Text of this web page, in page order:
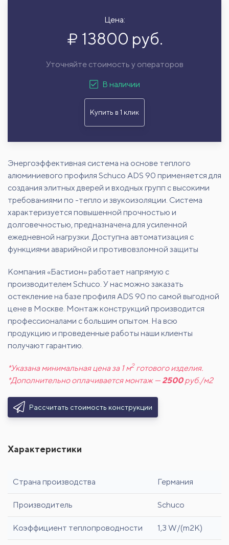
Цена:
13800 руб.
Уточняйте стоимость у операторов
В наличии
Купить в 1 клик
Энергоэффективная система на основе теплого
алюминиевого профиля Schuco ADS 90 применяется для
создания элитных дверей и входных групп с высокими
требованиями по -тепло и звукоизоляции. Система
характеризуется повышенной прочностью и
долговечностью, предназначена для усиленной
ежедневной нагрузки. Доступна автоматизация с
функциями аварийной и противовзломной защиты
Компания «Бастион» работает напрямую с
производителем Schuco. У нас можно заказать
остекление на базе профиля ADS 90 по самой выгодной
цене в Москве. Монтаж конструкций производится
профессионалами с большим опытом. На всю
продукцию и проведенные работы наши клиенты
получают гарантию.
*Указана минимальная цена за 1 м2готового изделия.
*Дополнительно оплачивается монтаж — 2500руб./м2
Рассчитать стоимость конструкции
Характеристики
Страна производства Германия
Производитель Schuco
Коэффициент теплопроводности 1,3 W/(m2K)